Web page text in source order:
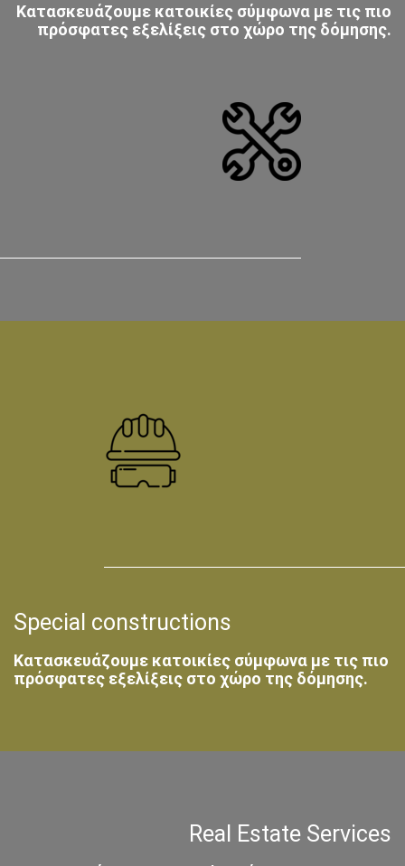
Κατασκευάζουμε κατοικίες σύμφωνα με τις πιο
πρόσφατες εξελίξεις στο χώρο της δόμησης.
Special constructions
Κατασκευάζουμε κατοικίες σύμφωνα με τις πιο
πρόσφατες εξελίξεις στο χώρο της δόμησης.
Real Estate Services